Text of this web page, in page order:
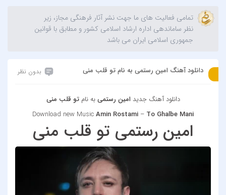
تمامی فعالیت های ما جهت نشر آثار فرهنگی مجاز، زیر
نظر ساماندهی اداره ارشاد اسلامی کشور و مطابق با قوانین
جمهوری اسلامی ایران می باشد
دانلود آهنگ امین رستمی به نام تو قلب منی بدون نظر
دانلود آهنگ جدید امین رستمیبه نامتو قلب منی
Download new MusicAmin Rostami – To Ghalbe Mani
امین رستمی تو قلب منی